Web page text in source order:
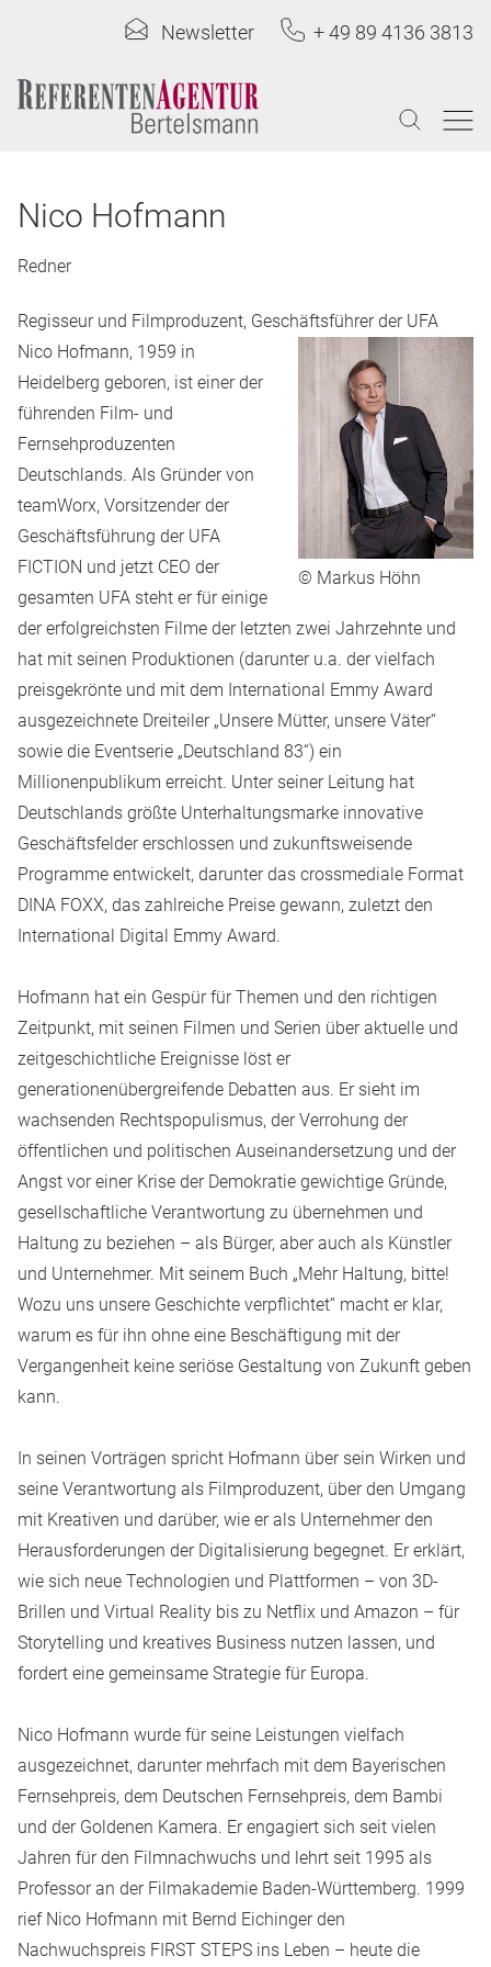
Newsletter + 49 89 4136 3813
Nico Hofmann
Redner
Regisseur und Filmproduzent, Geschäftsführer der UFA
© Markus Höhn
Nico Hofmann, 1959 in
Heidelberg geboren, ist einer der
führenden Film- und
Fernsehproduzenten
Deutschlands. Als Gründer von
teamWorx, Vorsitzender der
Geschäftsführung der UFA
FICTION und jetzt CEO der
gesamten UFA steht er für einige
der erfolgreichsten Filme der letzten zwei Jahrzehnte und
hat mit seinen Produktionen (darunter u.a. der vielfach
preisgekrönte und mit dem International Emmy Award
ausgezeichnete Dreiteiler „Unsere Mütter, unsere Väter“
sowie die Eventserie „Deutschland 83“) ein
Millionenpublikum erreicht. Unter seiner Leitung hat
Deutschlands größte Unterhaltungsmarke innovative
Geschäftsfelder erschlossen und zukunftsweisende
Programme entwickelt, darunter das crossmediale Format
DINA FOXX, das zahlreiche Preise gewann, zuletzt den
International Digital Emmy Award.
Hofmann hat ein Gespür für Themen und den richtigen
Zeitpunkt, mit seinen Filmen und Serien über aktuelle und
zeitgeschichtliche Ereignisse löst er
generationenübergreifende Debatten aus. Er sieht im
wachsenden Rechtspopulismus, der Verrohung der
öffentlichen und politischen Auseinandersetzung und der
Angst vor einer Krise der Demokratie gewichtige Gründe,
gesellschaftliche Verantwortung zu übernehmen und
Haltung zu beziehen – als Bürger, aber auch als Künstler
und Unternehmer. Mit seinem Buch „Mehr Haltung, bitte!
Wozu uns unsere Geschichte verpflichtet“ macht er klar,
warum es für ihn ohne eine Beschäftigung mit der
Vergangenheit keine seriöse Gestaltung von Zukunft geben
kann.
In seinen Vorträgen spricht Hofmann über sein Wirken und
seine Verantwortung als Filmproduzent, über den Umgang
mit Kreativen und darüber, wie er als Unternehmer den
Herausforderungen der Digitalisierung begegnet. Er erklärt,
wie sich neue Technologien und Plattformen – von 3D-
Brillen und Virtual Reality bis zu Netflix und Amazon – für
Storytelling und kreatives Business nutzen lassen, und
fordert eine gemeinsame Strategie für Europa.
Nico Hofmann wurde für seine Leistungen vielfach
ausgezeichnet, darunter mehrfach mit dem Bayerischen
Fernsehpreis, dem Deutschen Fernsehpreis, dem Bambi
und der Goldenen Kamera. Er engagiert sich seit vielen
Jahren für den Filmnachwuchs und lehrt seit 1995 als
Professor an der Filmakademie Baden-Württemberg. 1999
rief Nico Hofmann mit Bernd Eichinger den
Nachwuchspreis FIRST STEPS ins Leben – heute die